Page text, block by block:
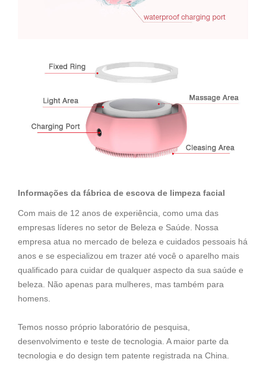
Informações da fábrica de escova de limpeza facial
Com mais de 12 anos de experiência, como uma das
empresas líderes no setor de Beleza e Saúde. Nossa
empresa atua no mercado de beleza e cuidados pessoais há
anos e se especializou em trazer até você o aparelho mais
qualificado para cuidar de qualquer aspecto da sua saúde e
beleza. Não apenas para mulheres, mas também para
homens.
Temos nosso próprio laboratório de pesquisa,
desenvolvimento e teste de tecnologia. A maior parte da
tecnologia e do design tem patente registrada na China.